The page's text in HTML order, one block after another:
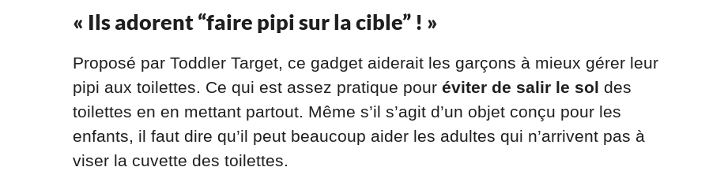
« Ils adorent “faire pipi sur la cible” ! »
Proposé par Toddler Target, ce gadget aiderait les garçons à mieux gérer leur
pipi aux toilettes. Ce qui est assez pratique pour éviter de salir le sol des
toilettes en en mettant partout. Même s’il s’agit d’un objet conçu pour les
enfants, il faut dire qu’il peut beaucoup aider les adultes qui n’arrivent pas à
viser la cuvette des toilettes.